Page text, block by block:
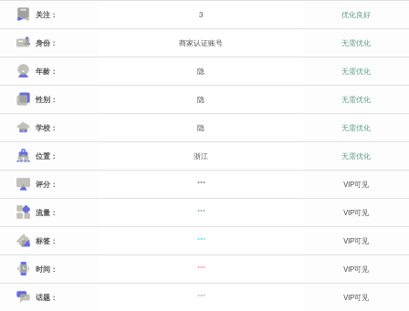
关注： 3 优化良好
身份： 商家认证账号 无需优化
年龄： 隐 无需优化
性别： 隐 无需优化
学校： 隐 无需优化
位置： 浙江 无需优化
评分： *** VIP可见
流量： *** VIP可见
标签： *** VIP可见
时间： *** VIP可见
话题： *** VIP可见